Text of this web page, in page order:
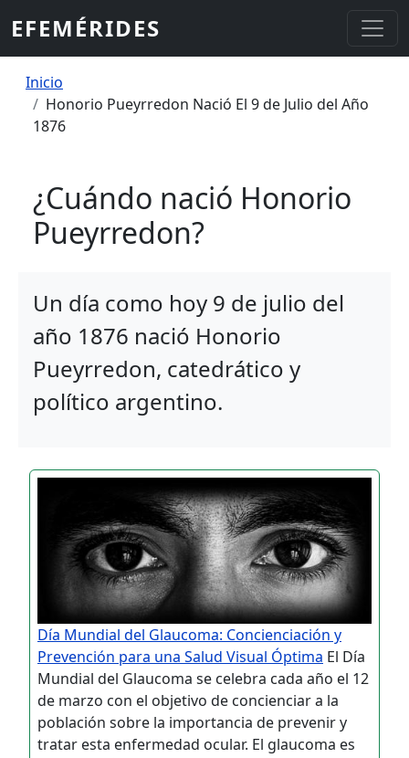
EFEMÉRIDES
Sobrescribir enlaces de ayuda a la
Inicio
Honorio Pueyrredon Nació El 9 de Julio del Año
1876
¿Cuándo nació Honorio
Pueyrredon?
Un día como hoy 9 de julio del
año 1876 nació Honorio
Pueyrredon, catedrático y
político argentino.
Día Mundial del Glaucoma: Concienciación y
Prevención para una Salud Visual Óptima El Día
Mundial del Glaucoma se celebra cada año el 12
de marzo con el objetivo de concienciar a la
población sobre la importancia de prevenir y
tratar esta enfermedad ocular. El glaucoma es